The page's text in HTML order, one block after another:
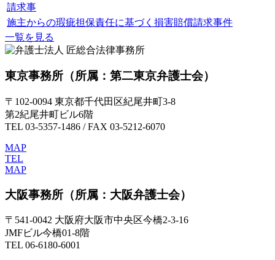
請求事
施主からの瑕疵担保責任に基づく損害賠償請求事件
一覧を見る
東京事務所 （所属：第二東京弁護士会）
〒102-0094 東京都千代田区紀尾井町3-8
第2紀尾井町ビル6階
TEL 03-5357-1486 / FAX 03-5212-6070
MAP
TEL
MAP
大阪事務所 （所属：大阪弁護士会）
〒541-0042 大阪府大阪市中央区今橋2-3-16
JMFビル今橋01-8階
TEL 06-6180-6001